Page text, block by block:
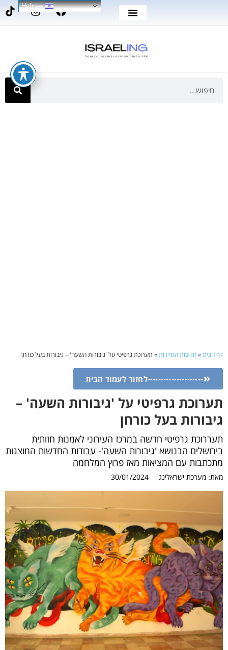
דף הבית»חדשות התיירות» תערוכת גרפיטי על 'גיבורות השעה' – גיבורות בעל כורחן
---------------------לחזור לעמוד הבית
תערוכת גרפיטי על 'גיבורות השעה' –
גיבורות בעל כורחן
תעררוכת גרפיטי חדשה במרכז העירוני לאמנות חזותית
בירושלים הבנושא 'גיבורות השעה'- עבודות החדשות המוצגות
מתכתבות עם המציאות מאז פרוץ המלחמה
מאת: מערכת ישראלינג 30/01/2024
Hebrew